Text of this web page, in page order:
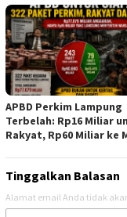
APBD Perkim Lampung
Terbelah: Rp16 Miliar
Rakyat, Rp60 Miliar ke
Tinggalkan Balasan
Alamat email Anda tidak